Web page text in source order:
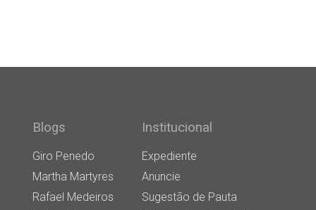
Blogs
Giro Penedo
Martha Martyres
Rafael Medeiros
Institucional
Expediente
Anuncie
Sugestão de Pauta